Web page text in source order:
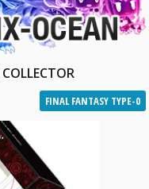
FINAL FANTASY TYPE-0